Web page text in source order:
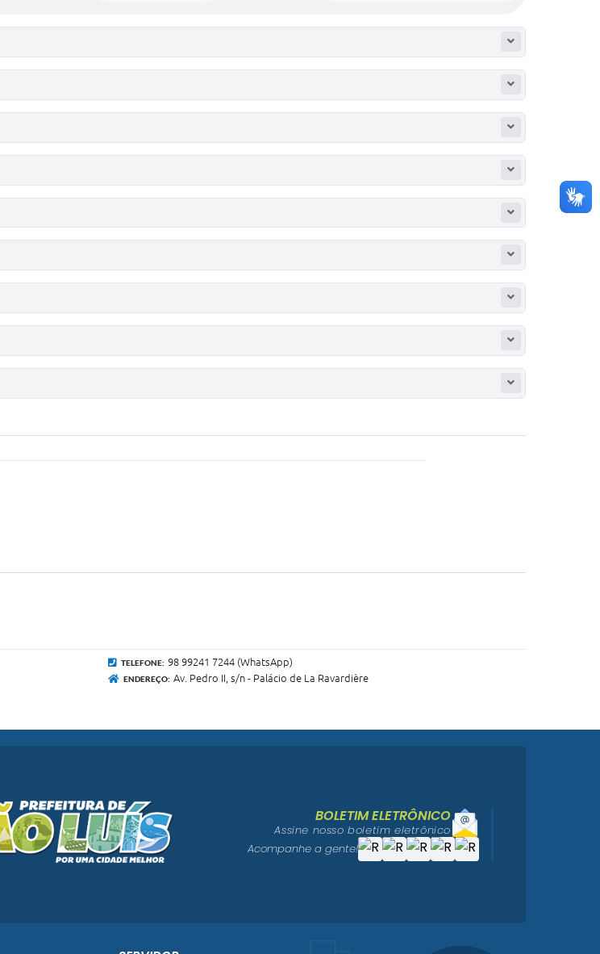
TELEFONE: 98 99241 7244 (WhatsApp)
ENDEREÇO: Av. Pedro II, s/n - Palácio de La Ravardière
BOLETIM ELETRÔNICO
Assine nosso boletim eletrônico
Acompanhe a gente!